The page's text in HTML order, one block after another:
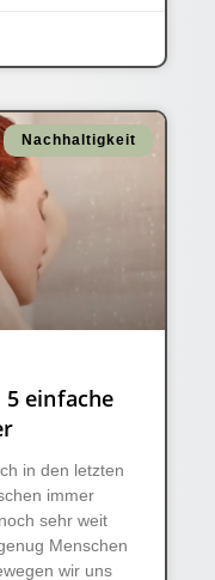
Nachhaltigkeit
einfache
in den letzten
immer
sehr weit
Menschen
wir uns